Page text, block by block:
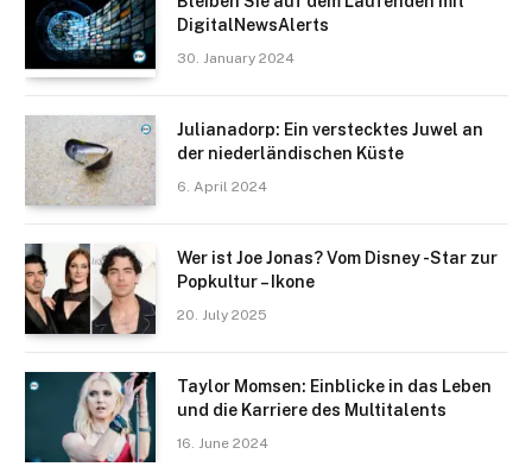
DigitalNewsAlerts
30. January 2024
Julianadorp: Ein verstecktes Juwel an
der niederländischen Küste
6. April 2024
Wer ist Joe Jonas? Vom Disney -Star zur
Popkultur – Ikone
20. July 2025
Taylor Momsen: Einblicke in das Leben
und die Karriere des Multitalents
16. June 2024